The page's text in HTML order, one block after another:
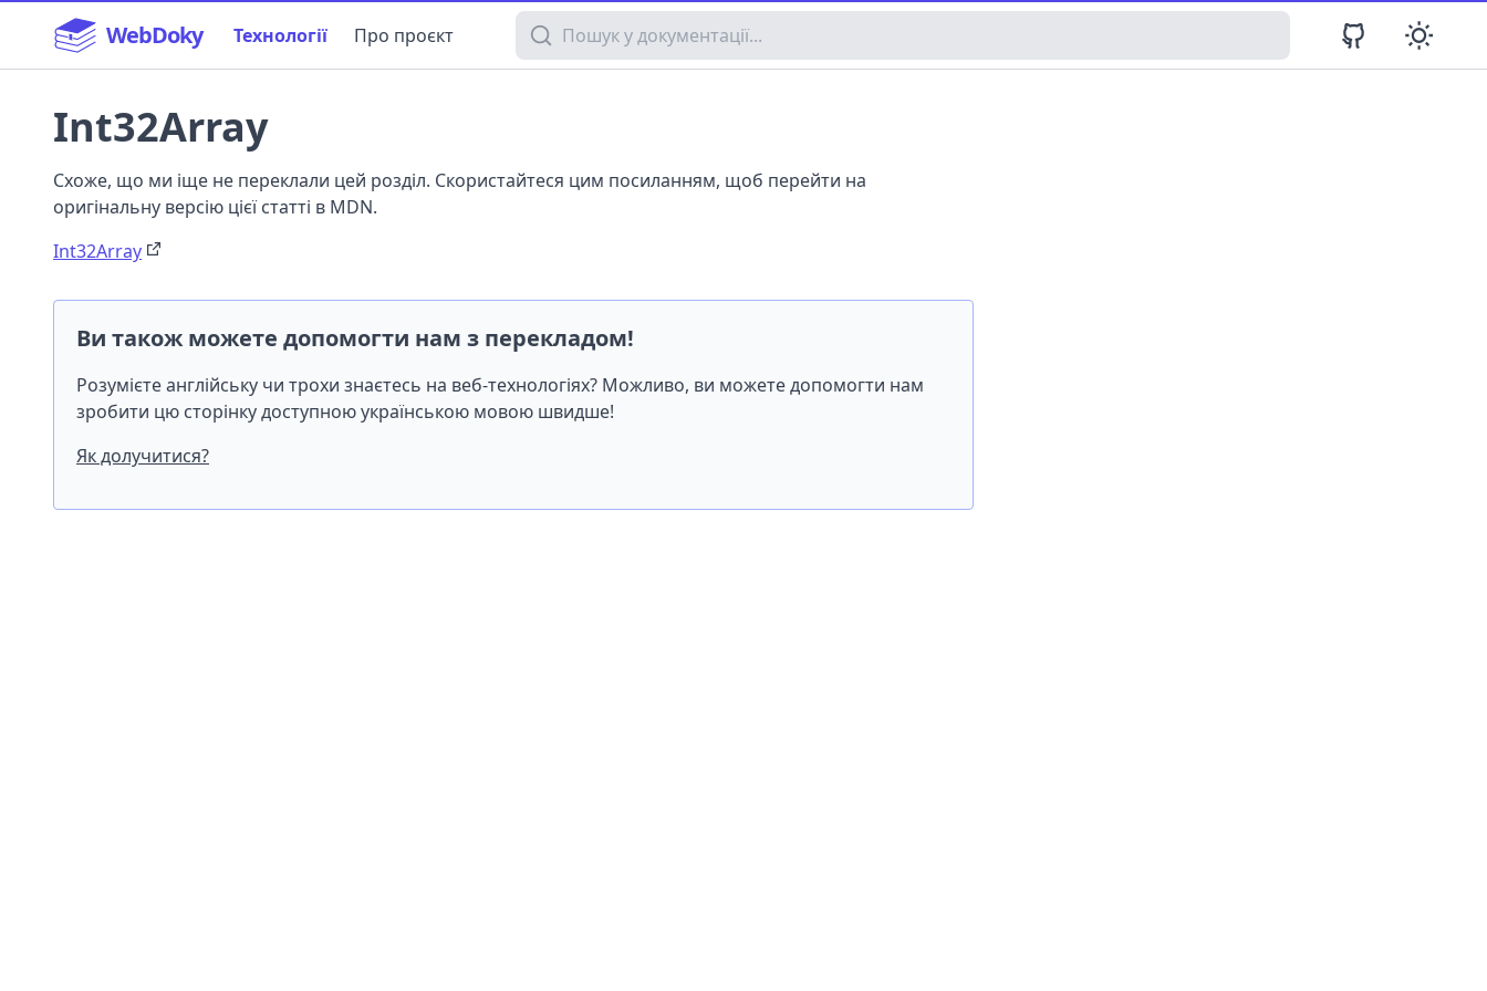
WebDoky Технології Про проєкт Пошук у документації
Int32Array
Схоже, що ми іще не переклали цей розділ. Скористайтеся цим посиланням, щоб перейти на
оригінальну версію цієї статті в MDN.
Int32Array
Ви також можете допомогти нам з перекладом!
Розумієте англійську чи трохи знаєтесь на веб-технологіях? Можливо, ви можете допомогти нам
зробити цю сторінку доступною українською мовою швидше!
Як долучитися?